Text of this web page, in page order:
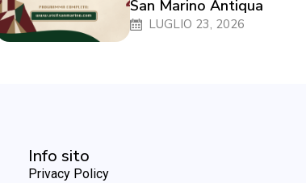
San Marino Antiqua
LUGLIO 23, 2026
Info sito
Privacy Policy